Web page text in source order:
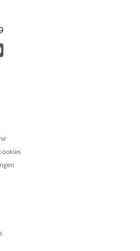
login via the Universal
republish publish the store.
UW PROBLEEM OPGELOST?
Ja